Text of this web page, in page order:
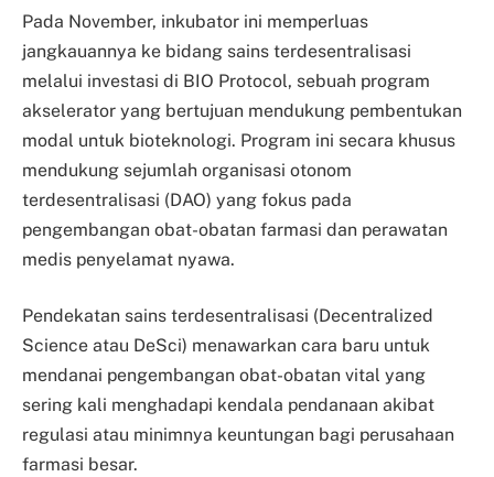
Pada November, inkubator ini memperluas
jangkauannya ke bidang sains terdesentralisasi
melalui investasi di BIO Protocol, sebuah program
akselerator yang bertujuan mendukung pembentukan
modal untuk bioteknologi. Program ini secara khusus
mendukung sejumlah organisasi otonom
terdesentralisasi (DAO) yang fokus pada
pengembangan obat-obatan farmasi dan perawatan
medis penyelamat nyawa.
Pendekatan sains terdesentralisasi (Decentralized
Science atau DeSci) menawarkan cara baru untuk
mendanai pengembangan obat-obatan vital yang
sering kali menghadapi kendala pendanaan akibat
regulasi atau minimnya keuntungan bagi perusahaan
farmasi besar.